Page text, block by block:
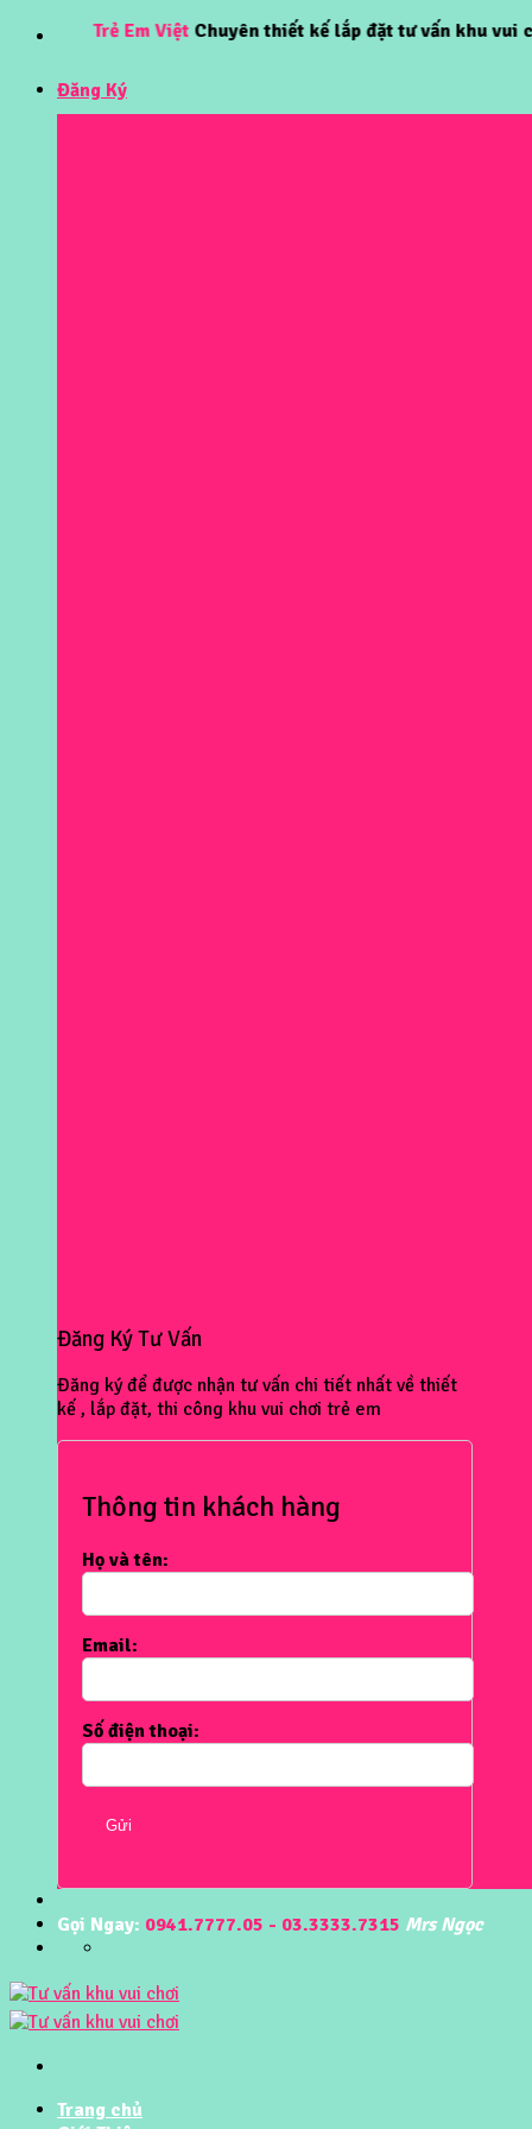
Skip
content
Trẻ Em Việt Chuyên thiết kế lắp đặt tư vấn khu vui chơi trẻ
Đăng Ký
Đăng Ký Tư Vấn
Đăng ký để được nhận tư vấn chi tiết nhất về thiết
kế , lắp đặt, thi công khu vui chơi trẻ em
Thông tin khách hàng
Họ và tên:
Email:
Số điện thoại:
Gửi
Gọi Ngay: 0941.7777.05 - 03.3333.7315 Mrs Ngọc
Trang chủ